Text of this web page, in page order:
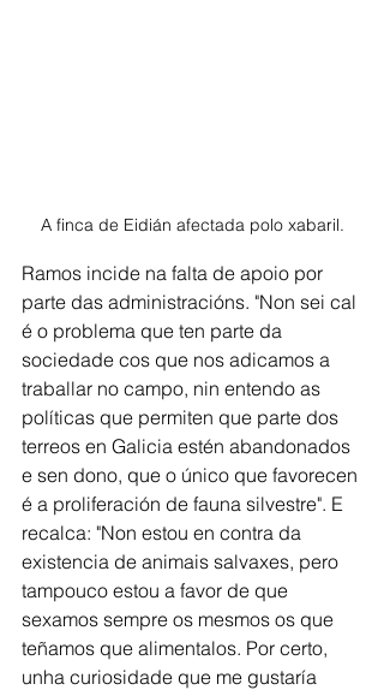
A finca de Eidián afectada polo xabaril.
Ramos incide na falta de apoio por
parte das administracións. "Non sei cal
é o problema que ten parte da
sociedade cos que nos adicamos a
traballar no campo, nin entendo as
políticas que permiten que parte dos
terreos en Galicia estén abandonados
e sen dono, que o único que favorecen
é a proliferación de fauna silvestre". E
recalca: "Non estou en contra da
existencia de animais salvaxes, pero
tampouco estou a favor de que
sexamos sempre os mesmos os que
teñamos que alimentalos. Por certo,
unha curiosidade que me gustaría